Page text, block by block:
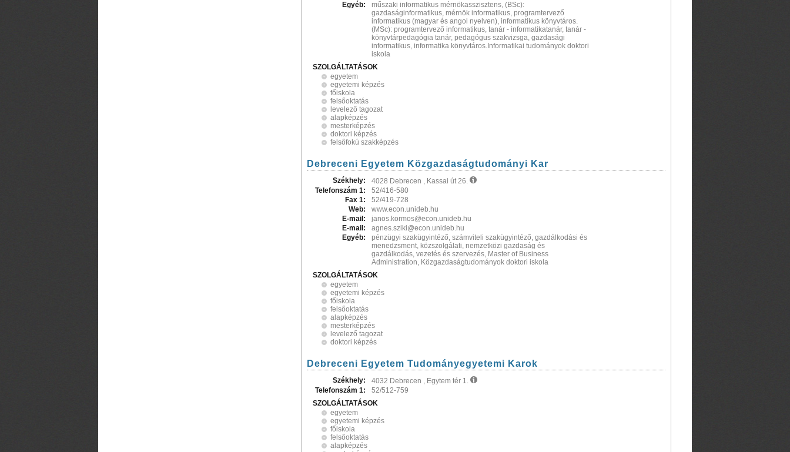
Egyéb:
műszaki informatikus mérnökasszisztens, (BSc):
gazdaságinformatikus, mérnök informatikus, programtervező
informatikus (magyar és angol nyelven), informatikus könyvtáros.
(MSc): programtervező informatikus, tanár - informatikatanár, tanár -
könyvtárpedagógia tanár, pedagógus szakvizsga, gazdasági
informatikus, informatika könyvtáros.Informatikai tudományok doktori
iskola
SZOLGÁLTATÁSOK
egyetem
egyetemi képzés
főiskola
felsőoktatás
levelező tagozat
alapképzés
mesterképzés
doktori képzés
felsőfokú szakképzés
Debreceni Egyetem Közgazdaságtudományi Kar
Székhely:
4028 Debrecen , Kassai út 26.
Telefonszám 1:
52/416-580
Fax 1:
52/419-728
Web:
www.econ.unideb.hu
E-mail:
janos.kormos@econ.unideb.hu
E-mail:
agnes.sziki@econ.unideb.hu
Egyéb:
pénzügyi szakügyintéző, számviteli szakügyintéző, gazdálkodási és
menedzsment, közszolgálati, nemzetközi gazdaság és
gazdálkodás, vezetés és szervezés, Master of Business
Administration, Közgazdaságtudományok doktori iskola
SZOLGÁLTATÁSOK
egyetem
egyetemi képzés
főiskola
felsőoktatás
alapképzés
mesterképzés
levelező tagozat
doktori képzés
Debreceni Egyetem Tudományegyetemi Karok
Székhely:
4032 Debrecen , Egytem tér 1.
Telefonszám 1:
52/512-759
SZOLGÁLTATÁSOK
egyetem
egyetemi képzés
főiskola
felsőoktatás
alapképzés